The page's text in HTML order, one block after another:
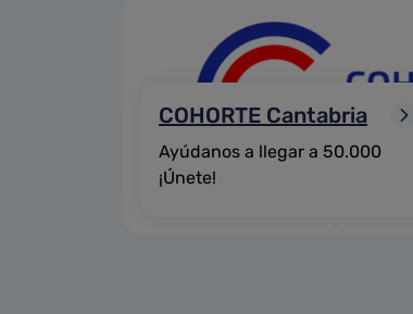
COHORTE Cantabria
Ayúdanos a llegar a 50.000
¡Únete!